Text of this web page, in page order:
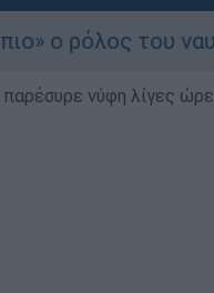
ναυαγοσώστη
νύφη λίγες